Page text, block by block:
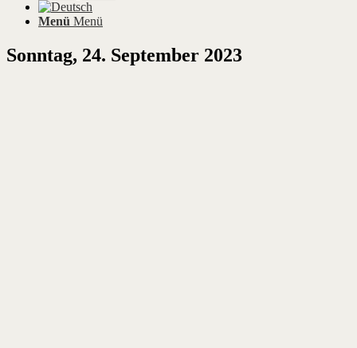
Menü Menü
Sonntag, 24. September 2023